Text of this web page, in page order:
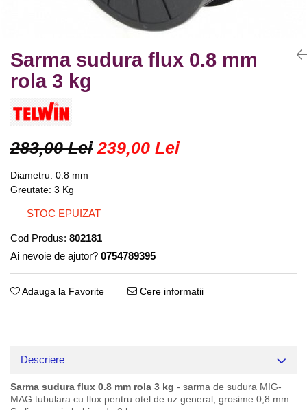
Scule pentru instalatii
Instrumete masura/accesorii
Accesorii si consumabile
Burghie si truse burghie
Pile si raspile
Alte unelte si accesorii
Motoare universale
Unelte casa
Unelte gradina
Sarma sudura flux 0.8 mm
rola 3 kg
283,00 Lei 239,00 Lei
Diametru: 0.8 mm
Greutate: 3 Kg
STOC EPUIZAT
Cod Produs: 802181
Ai nevoie de ajutor? 0754789395
Adauga la Favorite Cere informatii
Descriere
Sarma sudura flux 0.8 mm rola 3 kg - sarma de sudura MIG-
MAG tubulara cu flux pentru otel de uz general, grosime 0,8 mm.